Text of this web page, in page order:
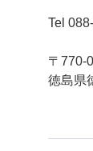
Tel
〒770-
徳島県